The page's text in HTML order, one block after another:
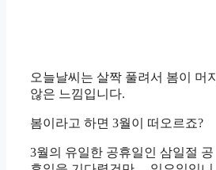
오늘날씨는 살짝 풀려서 봄이 머지
않은 느낌입니다.
봄이라고 하면 3월이 떠오르죠?
3월의 유일한 공휴일인 삼일절 공